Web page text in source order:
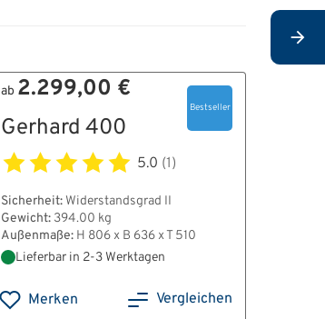
Bestseller
ab 2.299,00 €
Gerhard 400
5.0 (1)
Sicherheit: Widerstandsgrad II
Gewicht: 394.00 kg
Außenmaße: H 806 x B 636 x T 510
Lieferbar in 2-3 Werktagen
Merken Vergleichen